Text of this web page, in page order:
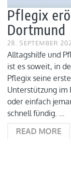
Pflegix
Dortmund
28. SEPTEMBER
Alltagshilfe und
ist es soweit, in
Pflegix seine
Unterstützung im
oder einfach
schnell fündig. …
READ MORE